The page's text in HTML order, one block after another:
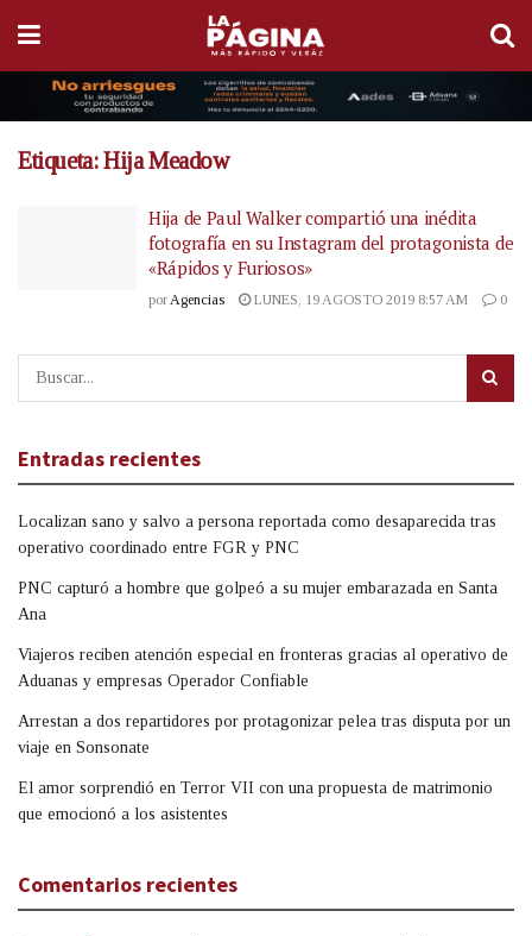
Etiqueta:Hija Meadow
Hija de Paul Walker compartió una inédita
fotografía en su Instagram del protagonista de
«Rápidos y Furiosos»
por Agencias LUNES, 19 AGOSTO 2019 8:57 AM 0
Entradas recientes
Localizan sano y salvo a persona reportada como desaparecida tras
operativo coordinado entre FGR y PNC
PNC capturó a hombre que golpeó a su mujer embarazada en Santa
Ana
Viajeros reciben atención especial en fronteras gracias al operativo de
Aduanas y empresas Operador Confiable
Arrestan a dos repartidores por protagonizar pelea tras disputa por un
viaje en Sonsonate
El amor sorprendió en Terror VII con una propuesta de matrimonio
que emocionó a los asistentes
Comentarios recientes